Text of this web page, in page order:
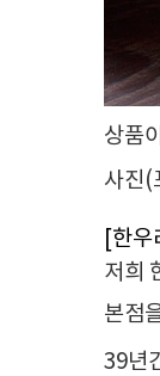
상품
사진(
[한우
저희
본점
39년